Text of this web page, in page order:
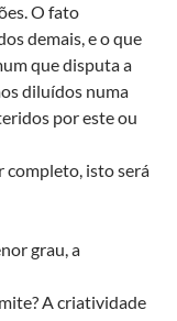
O fato
demais, e o que
que disputa a
diluídos numa
por este ou
completo, isto será
grau, a
A criatividade